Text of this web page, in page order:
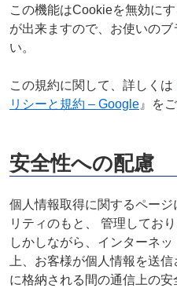
この機能はCookieを無効に
が出来ますので、お使いの
い。
この規約に関して、詳しくは
リシーと規約 – Google』を
安全性への配慮
個人情報取得に関するペー
リティのもと、 管理しており
しかしながら、インターネ
上、お客様が個人情報を送
に格納される間の通信上の